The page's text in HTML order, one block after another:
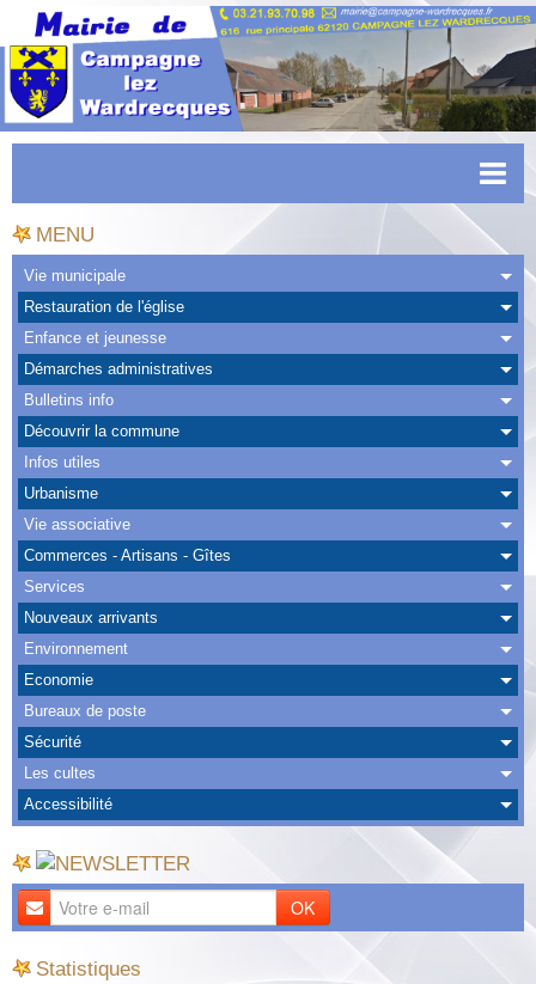
Accueil
Actualités
Facebook
CAPSO
Urbanisme
Transports
Agenda
Albums
Nous Contacter
MENU
Vie municipale
Restauration de l'église
Enfance et jeunesse
Démarches administratives
Bulletins info
Découvrir la commune
Infos utiles
Urbanisme
Vie associative
Commerces - Artisans - Gîtes
Services
Nouveaux arrivants
Environnement
Economie
Bureaux de poste
Sécurité
Les cultes
Accessibilité
OK
Statistiques